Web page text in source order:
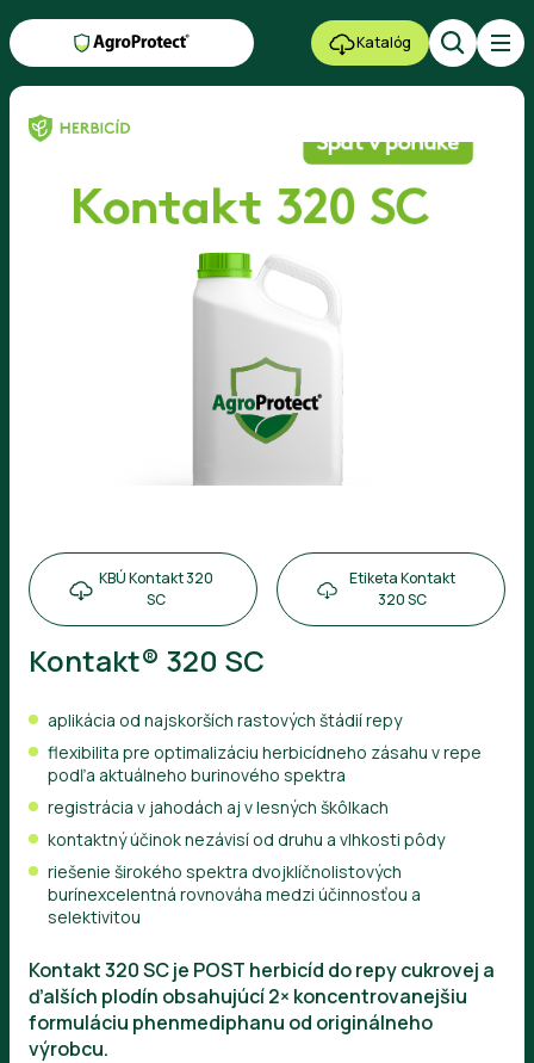
Katalóg
KBÚ Kontakt 320
SC
Etiketa Kontakt
320 SC
Kontakt® 320 SC
aplikácia od najskorších rastových štádií repy
flexibilita pre optimalizáciu herbicídneho zásahu v repe
podľa aktuálneho burinového spektra
registrácia v jahodách aj v lesných škôlkach
kontaktný účinok nezávisí od druhu a vlhkosti pôdy
riešenie širokého spektra dvojklíčnolistových
burínexcelentná rovnováha medzi účinnosťou a
selektivitou
Kontakt 320 SC je POST herbicíd do repy cukrovej a
ďalších plodín obsahujúcí 2× koncentrovanejšiu
formuláciu phenmediphanu od originálneho
výrobcu.